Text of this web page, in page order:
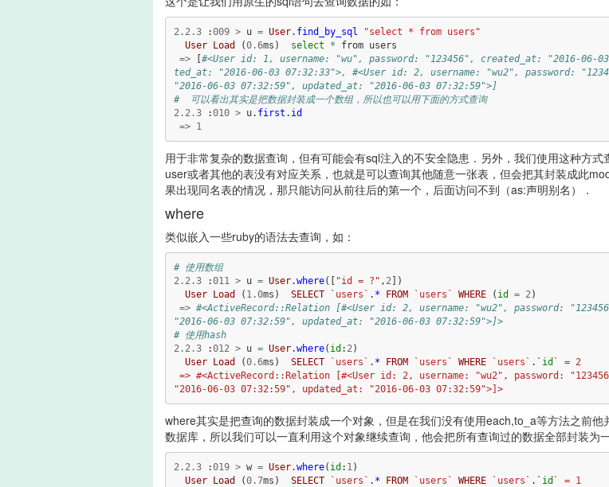
2.2 .3 :009 > u = User. find_by_sql
"select * from users"
User
Load (0.6ms ) select * from
users
=>
[#<User id: 1, username: "wu", password: "123456", created_at: "2016-06-
ted_at: "2016-06-03 07:32:33">, #<User id: 2, username: "wu2", password:
"2016-06-03 07:32:59", updated_at: "2016-06-03 07:32:59">]
#  可以看出其实是把数据封装成一个数组，所以也可以用下面的方式查询
2.2 .3 :010 > u. first . id
=>
1
用于非常复杂的数据查询，但有可能会有sql注入的不安全隐患．另外，我们使用这种方式
user或者其他的表没有对应关系，也就是可以查询其他随意一张表，但会把其封装成此
果出现同名表的情况，那只能访问从前往后的第一个，后面访问不到（as:声明别名）．
where
类似嵌入一些ruby的语法去查询，如：
# 使用数组
2.2 .3 :011 > u = User.where([ "id = ?" , 2 ])
User
Load ( 1.0ms ) SELECT `users` . * FROM `users` WHERE ( id = 2 )
=> #<ActiveRecord::Relation [#<User id: 2, username: "wu2", password:
"2016-06-03 07:32:59", updated_at: "2016-06-03 07:32:59">]>
# 使用hash
2.2 .3 :012 > u = User.where( id : 2 )
User
Load (0.6ms ) SELECT `users` . * FROM `users` WHERE `users` . ` id ` = 2
where其实是把查询的数据封装成一个对象，但是在我们没有使用each,to_a等方法之前他
数据库，所以我们可以一直利用这个对象继续查询，他会把所有查询过的数据全部封装为
2.2 .3 :019 > w = User.where( id : 1 )
User
Load (0.7ms ) SELECT `users` . * FROM `users` WHERE `users` . ` id ` = 1